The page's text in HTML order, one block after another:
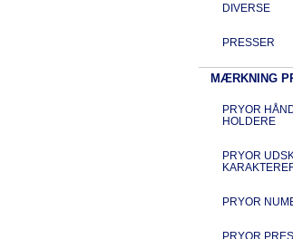
DIVERSE
PRESSER
MÆRKNING
PRYOR
HOLDERE
PRYOR
PRYOR
PRYOR